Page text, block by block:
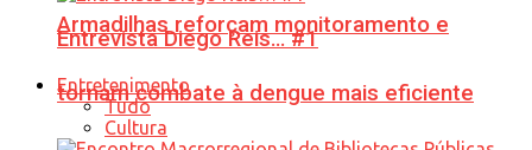
Armadilhas reforçam monitoramento e
tornam combate à dengue mais eficiente
Entrevista Diego Reis… #1
Entretenimento
Tudo
Cultura